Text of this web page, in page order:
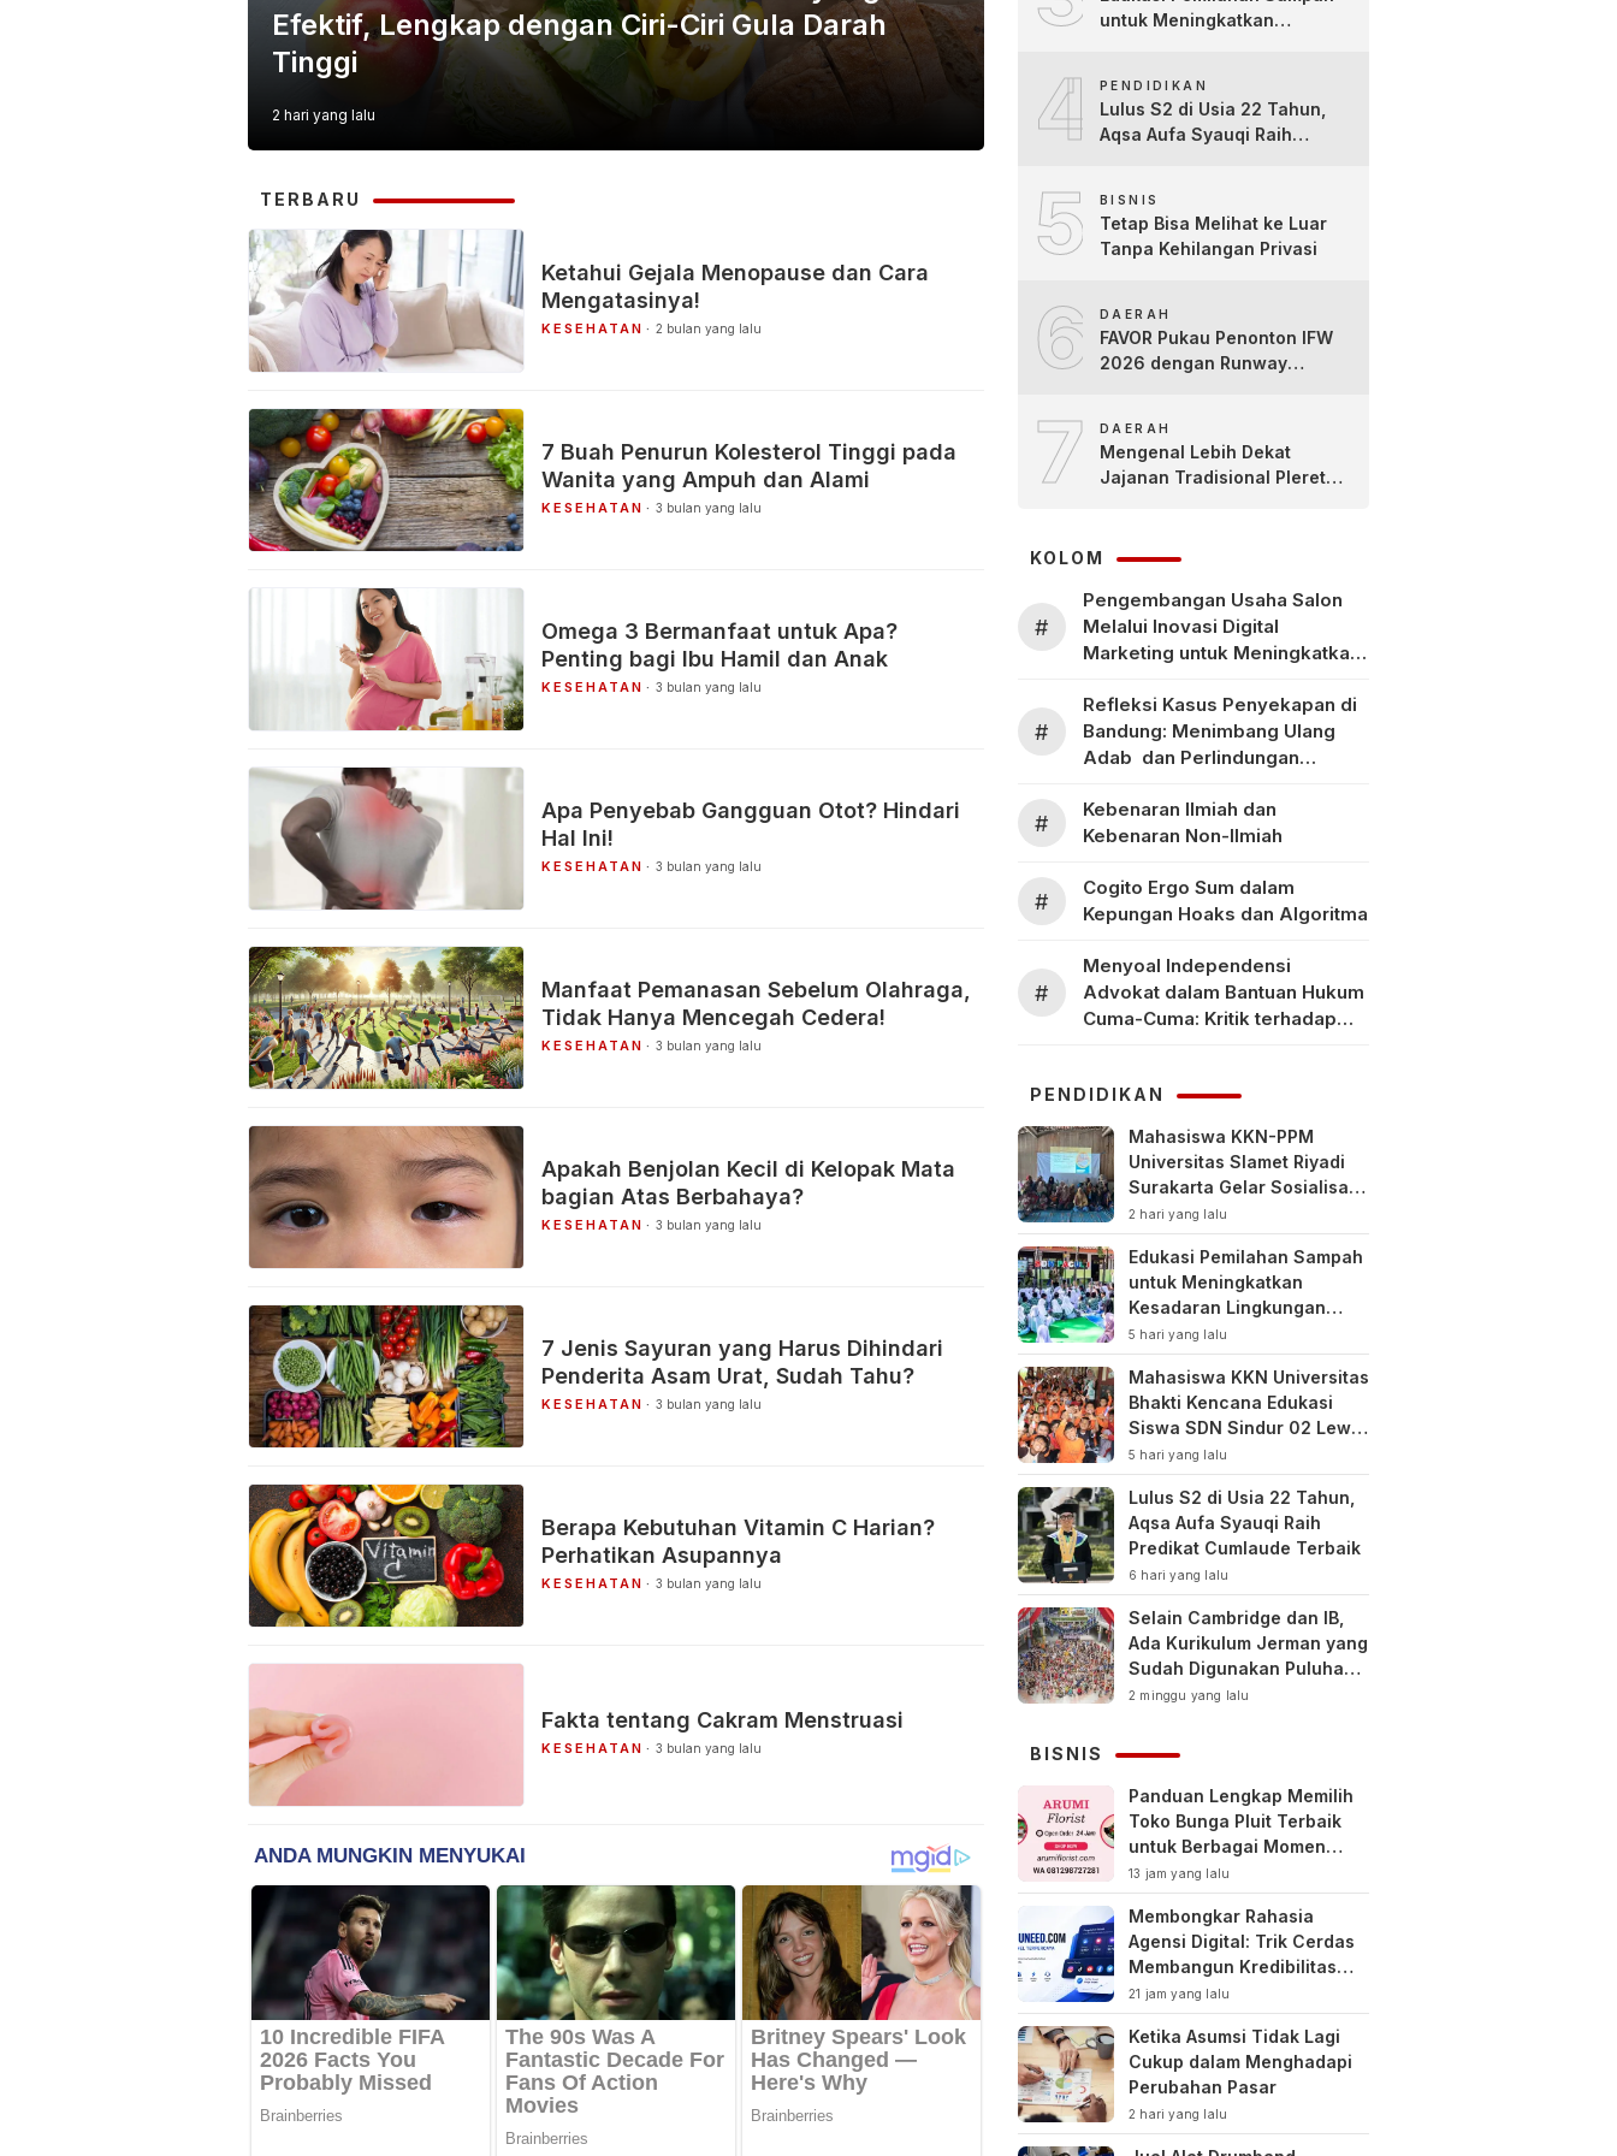
Efektif, Lengkap dengan Ciri-Ciri Gula Darah
Tinggi
2 hari yang lalu
TERBARU
Ketahui Gejala Menopause dan Cara
Mengatasinya!
KESEHATAN 2 bulan yang lalu
7 Buah Penurun Kolesterol Tinggi pada
Wanita yang Ampuh dan Alami
KESEHATAN 3 bulan yang lalu
Omega 3 Bermanfaat untuk Apa?
Penting bagi Ibu Hamil dan Anak
KESEHATAN 3 bulan yang lalu
Apa Penyebab Gangguan Otot? Hindari
Hal Ini!
KESEHATAN 3 bulan yang lalu
Manfaat Pemanasan Sebelum Olahraga,
Tidak Hanya Mencegah Cedera!
KESEHATAN 3 bulan yang lalu
Apakah Benjolan Kecil di Kelopak Mata
bagian Atas Berbahaya?
KESEHATAN 3 bulan yang lalu
7 Jenis Sayuran yang Harus Dihindari
Penderita Asam Urat, Sudah Tahu?
KESEHATAN 3 bulan yang lalu
Berapa Kebutuhan Vitamin C Harian?
Perhatikan Asupannya
KESEHATAN 3 bulan yang lalu
Fakta tentang Cakram Menstruasi
KESEHATAN 3 bulan yang lalu
untuk Meningkatkan
Kartini
4 PENDIDIKAN
Lulus S2 di Usia 22 Tahun,
Aqsa Aufa Syauqi Raih
5 BISNIS
Tetap Bisa Melihat ke Luar
Tanpa Kehilangan Privasi
6 DAERAH
FAVOR Pukau Penonton IFW
2026 dengan Runway
7 DAERAH
Mengenal Lebih Dekat
Jajanan Tradisional Pleret
KOLOM
#
Pengembangan Usaha Salon
Melalui Inovasi Digital
Marketing untuk Meningkatkan
Salon Mitra, Selong Lombok
Timur
#
Refleksi Kasus Penyekapan di
Bandung: Menimbang Ulang
Adab dan Perlindungan
#
Kebenaran Ilmiah dan
Kebenaran Non-Ilmiah
#
Cogito Ergo Sum dalam
Kepungan Hoaks dan Algoritma
#
Menyoal Independensi
Advokat dalam Bantuan Hukum
Cuma-Cuma: Kritik terhadap
PENDIDIKAN
Mahasiswa KKN-PPM
Universitas Slamet Riyadi
Surakarta Gelar Sosialisasi
Pengelolaan Keuangan
Keluarga
2 hari yang lalu
Edukasi Pemilahan Sampah
untuk Meningkatkan
Kesadaran Lingkungan
Sejak Dini di SDN Pacul 1
dan TK Kartini
5 hari yang lalu
Mahasiswa KKN Universitas
Bhakti Kencana Edukasi
Siswa SDN Sindur 02 Lewat
Program SIGERCEP
5 hari yang lalu
Lulus S2 di Usia 22 Tahun,
Aqsa Aufa Syauqi Raih
Predikat Cumlaude Terbaik
6 hari yang lalu
Selain Cambridge dan IB,
Ada Kurikulum Jerman yang
Sudah Digunakan Puluhan
Tahun di Indonesia
2 minggu yang lalu
BISNIS
Panduan Lengkap Memilih
Toko Bunga Pluit Terbaik
untuk Berbagai Momen
Spesial
13 jam yang lalu
Membongkar Rahasia
Agensi Digital: Trik Cerdas
Membangun Kredibilitas
Toko Online Baru
21 jam yang lalu
Ketika Asumsi Tidak Lagi
Cukup dalam Menghadapi
Perubahan Pasar
2 hari yang lalu